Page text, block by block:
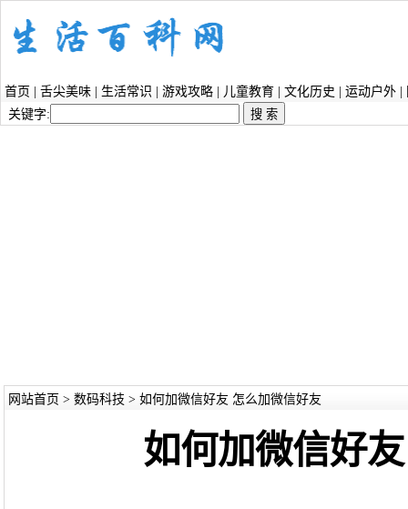
首页 舌尖美味 生活常识 游戏攻略 儿童教育 文化历史 运动户外
关键字:
网站首页 > 数码科技 > 如何加微信好友 怎么加微信好友
如何加微信好